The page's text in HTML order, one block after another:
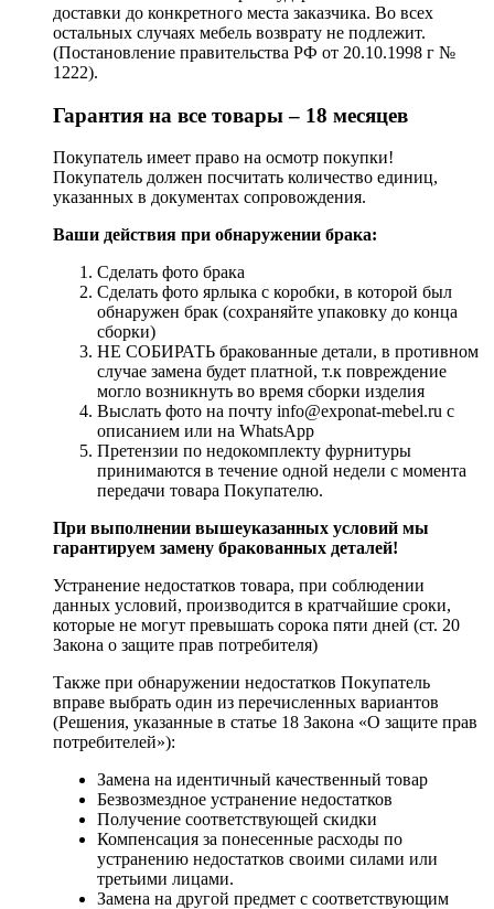
доставки до конкретного места заказчика. Во всех
остальных случаях мебель возврату не подлежит.
(Постановление правительства РФ от 20.10.1998 г №
1222).
Гарантия на все товары – 18 месяцев
Покупатель имеет право на осмотр покупки!
Покупатель должен посчитать количество единиц,
указанных в документах сопровождения.
Ваши действия при обнаружении брака:
Сделать фото брака
Сделать фото ярлыка с коробки, в которой был
обнаружен брак (сохраняйте упаковку до конца
сборки)
НЕ СОБИРАТЬ бракованные детали, в противном
случае замена будет платной, т.к повреждение
могло возникнуть во время сборки изделия
Выслать фото на почту info@exponat-mebel.ru с
описанием или на WhatsApp
Претензии по недокомплекту фурнитуры
принимаются в течение одной недели с момента
передачи товара Покупателю.
При выполнении вышеуказанных условий мы
гарантируем замену бракованных деталей!
Устранение недостатков товара, при соблюдении
данных условий, производится в кратчайшие сроки,
которые не могут превышать сорока пяти дней (ст. 20
Закона о защите прав потребителя)
Также при обнаружении недостатков Покупатель
вправе выбрать один из перечисленных вариантов
(Решения, указанные в статье 18 Закона «О защите прав
потребителей»):
Замена на идентичный качественный товар
Безвозмездное устранение недостатков
Получение соответствующей скидки
Компенсация за понесенные расходы по
устранению недостатков своими силами или
третьими лицами.
Замена на другой предмет с соответствующим